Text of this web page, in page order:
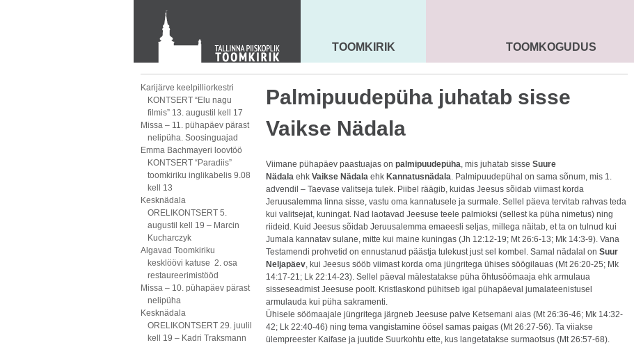
KONTAKT
Toom-Kooli 6, 10130 TALLINN
tallinna.toom@eelk.ee
MAARJA KIRIK
TOOMKIRIK SEENIORID KOGUDUS
TOOMKOGUDUS
Karijärve keelpilliorkestri
KONTSERT “Elu nagu
filmis” 13. augustil kell 17
Missa – 11. pühapäev pärast
nelipüha. Soosinguajad
Emma Bachmayeri loovtöö
KONTSERT “Paradiis”
toomkiriku inglikabelis 9.08
kell 13
Kesknädala
ORELIKONTSERT 5.
augustil kell 19 – Marcin
Kucharczyk
Algavad Toomkiriku
kesklöövi katuse 2. osa
restaureerimistööd
Missa – 10. pühapäev pärast
nelipüha
Kesknädala
ORELIKONTSERT 29. juulil
kell 19 – Kadri Traksmann
Palmipuudepüha juhatab sisse
Vaikse Nädala
Viimane pühapäev paastuajas on palmipuudepüha, mis juhatab sisse Suure
Nädala ehk Vaikse Nädala ehk Kannatusnädala. Palmipuudepühal on sama sõnum, mis 1.
advendil – Taevase valitseja tulek. Piibel räägib, kuidas Jeesus sõidab viimast korda
Jeruusalemma linna sisse, vastu oma kannatusele ja surmale. Sellel päeva tervitab rahvas teda
kui valitsejat, kuningat. Nad laotavad Jeesuse teele palmioksi (sellest ka püha nimetus) ning
riideid. Kuid Jeesus sõidab Jeruusalemma emaeesli seljas, millega näitab, et ta on tulnud kui
Jumala kannatav sulane, mitte kui maine kuningas (Jh 12:12-19; Mt 26:6-13; Mk 14:3-9). Vana
Testamendi prohvetid on ennustanud päästja tulekust just sel kombel. Samal nädalal on Suur
Neljapäev, kui Jeesus sööb viimast korda oma jüngritega ühises söögilauas (Mt 26:20-25; Mk
14:17-21; Lk 22:14-23). Sellel päeval mälestatakse püha õhtusöömaaja ehk armulaua
sisseseadmist Jeesuse poolt. Kristlaskond pühitseb igal pühapäeval jumalateenistusel
armulauda kui püha sakramenti.
Ühisele söömaajale jüngritega järgneb Jeesuse palve Ketsemani aias (Mt 26:36-46; Mk 14:32-
42; Lk 22:40-46) ning tema vangistamine öösel samas paigas (Mt 26:27-56). Ta viiakse
ülempreester Kaifase ja juutide Suurkohtu ette, kus langetatakse surmaotsus (Mt 26:57-68).